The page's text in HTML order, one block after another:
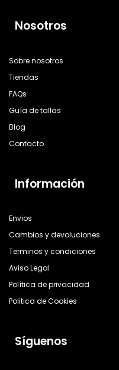
Nosotros
Sobre nosotros
Tiendas
FAQs
Guía de tallas
Blog
Contacto
Información
Envios
Cambios y devoluciones
Terminos y condiciones
Aviso Legal
Política de privacidad
Politica de Cookies
Síguenos